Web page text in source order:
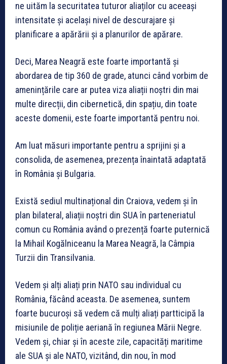
ne uităm la securitatea tuturor aliaților cu aceeași
intensitate și același nivel de descurajare și
planificare a apărării și a planurilor de apărare.
Deci, Marea Neagră este foarte importantă și
abordarea de tip 360 de grade, atunci când vorbim de
amenințările care ar putea viza aliații noștri din mai
multe direcții, din cibernetică, din spațiu, din toate
aceste domenii, este foarte importantă pentru noi.
Am luat măsuri importante pentru a sprijini și a
consolida, de asemenea, prezența înaintată adaptată
în România și Bulgaria.
Există sediul multinațional din Craiova, vedem și în
plan bilateral, aliații noștri din SUA în parteneriatul
comun cu România având o prezență foarte puternică
la Mihail Kogălniceanu la Marea Neagră, la Câmpia
Turzii din Transilvania.
Vedem și alți aliați prin NATO sau individual cu
România, făcând aceasta. De asemenea, suntem
foarte bucuroși să vedem că mulți aliați partticipă la
misiunile de poliție aeriană în regiunea Mării Negre.
Vedem și, chiar și în aceste zile, capacități maritime
ale SUA și ale NATO, vizitând, din nou, în mod